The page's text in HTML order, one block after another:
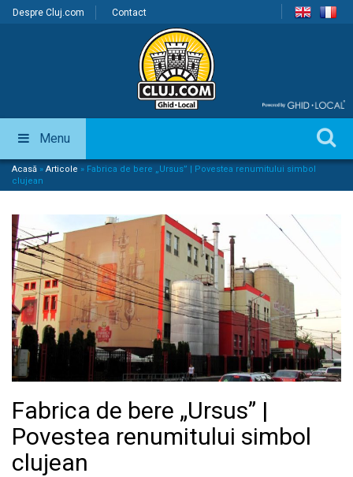
Despre Cluj.com Contact
Menu
Acasă » Articole » Fabrica de bere „Ursus” | Povestea renumitului simbol
clujean
Fabrica de bere „Ursus” |
Povestea renumitului simbol
clujean